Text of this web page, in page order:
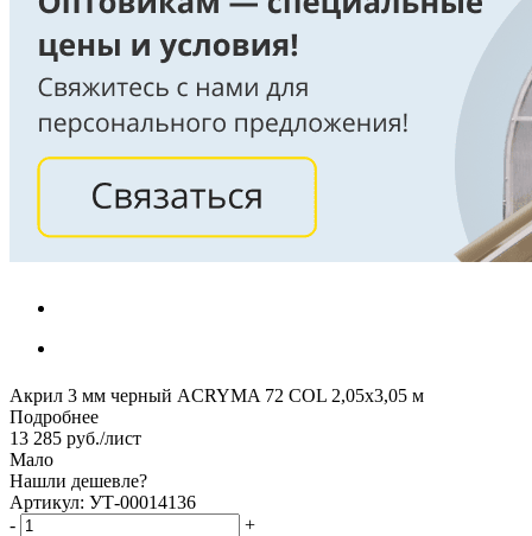
Акрил 3 мм черный ACRYMA 72 COL 2,05х3,05 м
Подробнее
13 285 руб./лист
Мало
Нашли дешевле?
Артикул: УТ-00014136
-
+